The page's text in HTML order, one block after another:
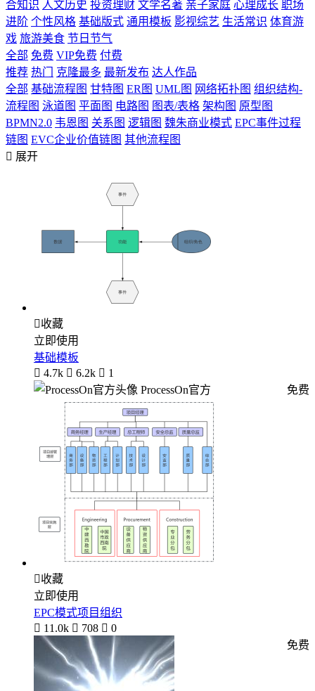
合知识 人文历史 投资理财 文学名著 亲子家庭 心理成长 职场
进阶 个性风格 基础版式 通用模板 影视综艺 生活常识 体育游
戏 旅游美食 节日节气
全部 免费 VIP免费 付费
推荐 热门 克隆最多 最新发布 达人作品
全部 基础流程图 甘特图 ER图 UML图 网络拓扑图 组织结构-
流程图 泳道图 平面图 电路图 图表/表格 架构图 原型图
BPMN2.0 韦恩图 关系图 逻辑图 魏朱商业模式 EPC事件过程
链图 EVC企业价值链图 其他流程图
 展开
收藏
立即使用
基础模板
 4.7k  6.2k  1
ProcessOn官方
免费
收藏
立即使用
EPC模式项目组织
 11.0k  708  0
免费